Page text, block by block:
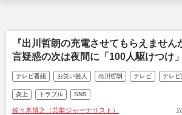
『出川哲朗の充電させてもらえませ
言疑惑の次は夜間に「100人駆けつけ
テレビ番組 お笑い芸人 出川哲朗 テレビ テレ
炎上 トラブル SNS
佐々木博之（芸能ジャーナリスト）